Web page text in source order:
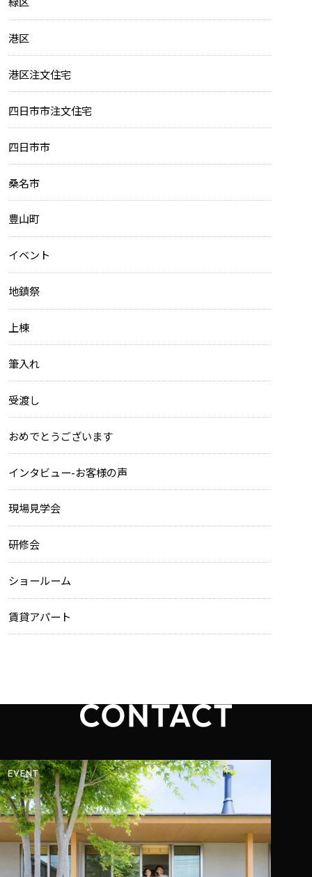
港区
港区注文住宅
四日市市注文住宅
四日市市
桑名市
豊山町
イベント
地鎮祭
上棟
筆入れ
受渡し
おめでとうございます
インタビュー-お客様の声
現場見学会
研修会
ショールーム
賃貸アパート